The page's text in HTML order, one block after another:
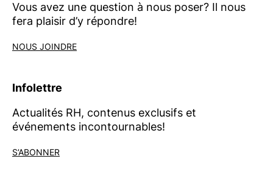
Vous avez une question à nous poser? Il nous
fera plaisir d’y répondre!
NOUS JOINDRE
Infolettre
Actualités RH, contenus exclusifs et
événements incontournables!
S’ABONNER